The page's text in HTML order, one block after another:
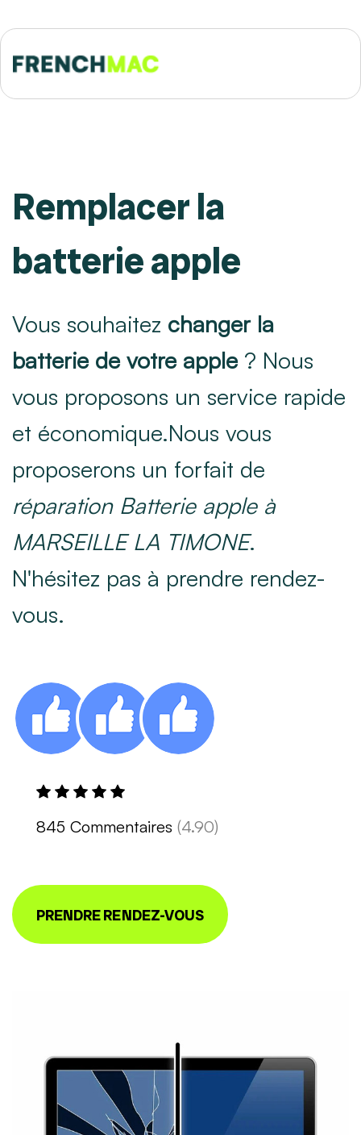
Remplacer la
batterie apple
Vous souhaitez changer la
batterie de votre apple? Nous
vous proposons un service rapide
et économique.Nous vous
proposerons un forfait de
réparation Batterie apple à
MARSEILLE LA TIMONE.
N'hésitez pas à prendre rendez-
vous.
845 Commentaires (4.90)
PRENDRE RENDEZ-VOUS